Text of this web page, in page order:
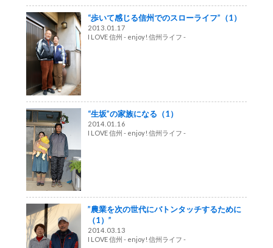
“歩いて感じる信州でのスローライフ”（1）
2013.01.17
I LOVE 信州 - enjoy! 信州ライフ -
“生坂”の家族になる（1）
2014.01.16
I LOVE 信州 - enjoy! 信州ライフ -
”農業を次の世代にバトンタッチするために
（1）”
2014.03.13
I LOVE 信州 - enjoy! 信州ライフ -